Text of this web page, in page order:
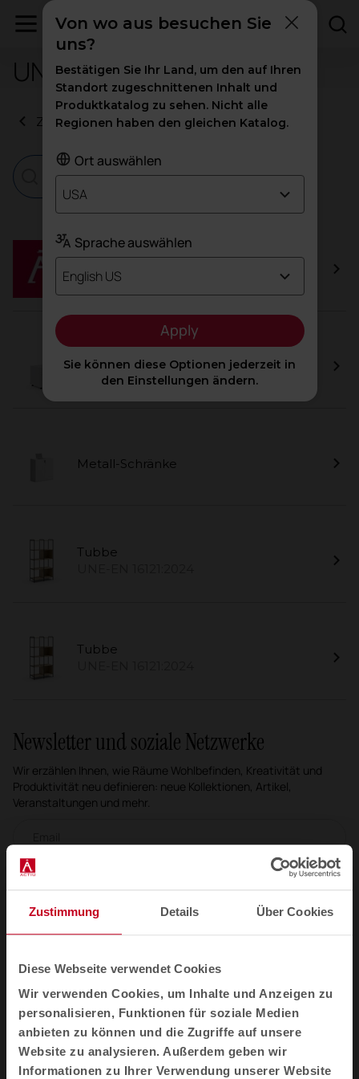
Zustimmung Details Über Cookies
Diese Webseite verwendet Cookies
Wir verwenden Cookies, um Inhalte und Anzeigen zu
personalisieren, Funktionen für soziale Medien
anbieten zu können und die Zugriffe auf unsere
Website zu analysieren. Außerdem geben wir
Informationen zu Ihrer Verwendung unserer Website
UNE-EN 16121:2024
Zurück zu den Zertifikaten
Agile Kollektion
Bucks
Metall-Schränke
Tubbe
Tubbe
Sitzmöbel
Newsletter und soziale Netzwerke
Wir erzählen Ihnen, wie Räume Wohlbefinden, Kreativität und
Produktivität neu definieren: neue Kollektionen, Artikel,
Veranstaltungen und mehr.
DE
Von wo aus besuchen Sie
uns?
Bestätigen Sie Ihr Land, um den auf Ihren
Standort zugeschnittenen Inhalt und
Produktkatalog zu sehen. Nicht alle
Regionen haben den gleichen Katalog.
Ort auswählen
USA
Sprache auswählen
English US
Apply
Sie können diese Optionen jederzeit in
den Einstellungen ändern.